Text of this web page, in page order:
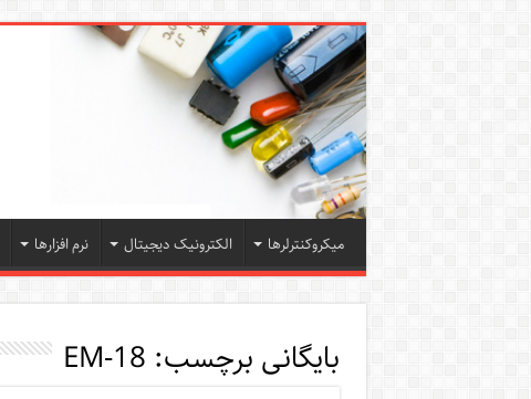
میکروکنترلرها الکترونیک دیجیتال نرم افزارها
بایگانی برچسب: EM-18